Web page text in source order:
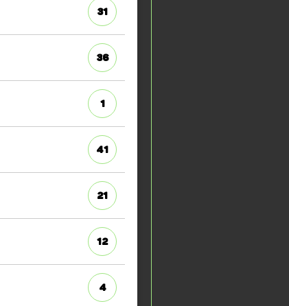
31
36
1
41
21
12
4